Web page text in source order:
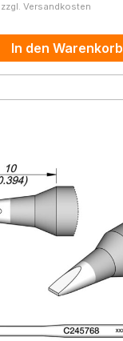
Versandkosten
In den Warenkorb